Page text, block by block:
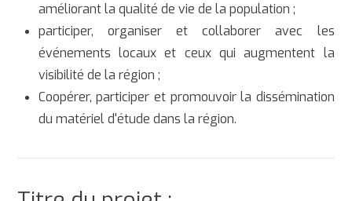
améliorant la qualité de vie de la population ;
participer, organiser et collaborer avec les
événements locaux et ceux qui augmentent la
visibilité de la région ;
Coopérer, participer et promouvoir la dissémination
du matériel d'étude dans la région.